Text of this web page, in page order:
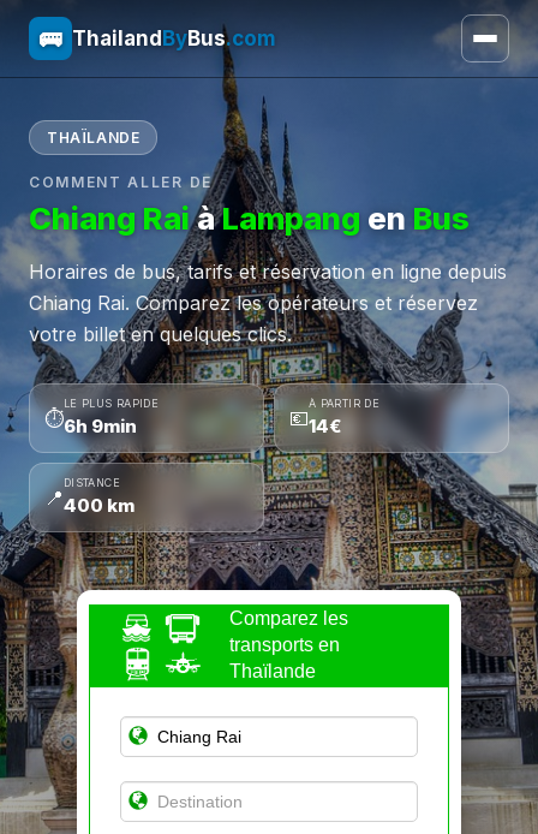
🚌 Thailand ByBus.com
THAÏLANDE
COMMENT ALLER DE
Chiang RaiàLampang en Bus
Horaires de bus, tarifs et réservation en ligne depuis
Chiang Rai. Comparez les opérateurs et réservez
votre billet en quelques clics.
⏱
LE PLUS RAPIDE
6h 9min 💶
À PARTIR DE
14€
📍
DISTANCE
400 km
Comparez les
transports en
Thaïlande